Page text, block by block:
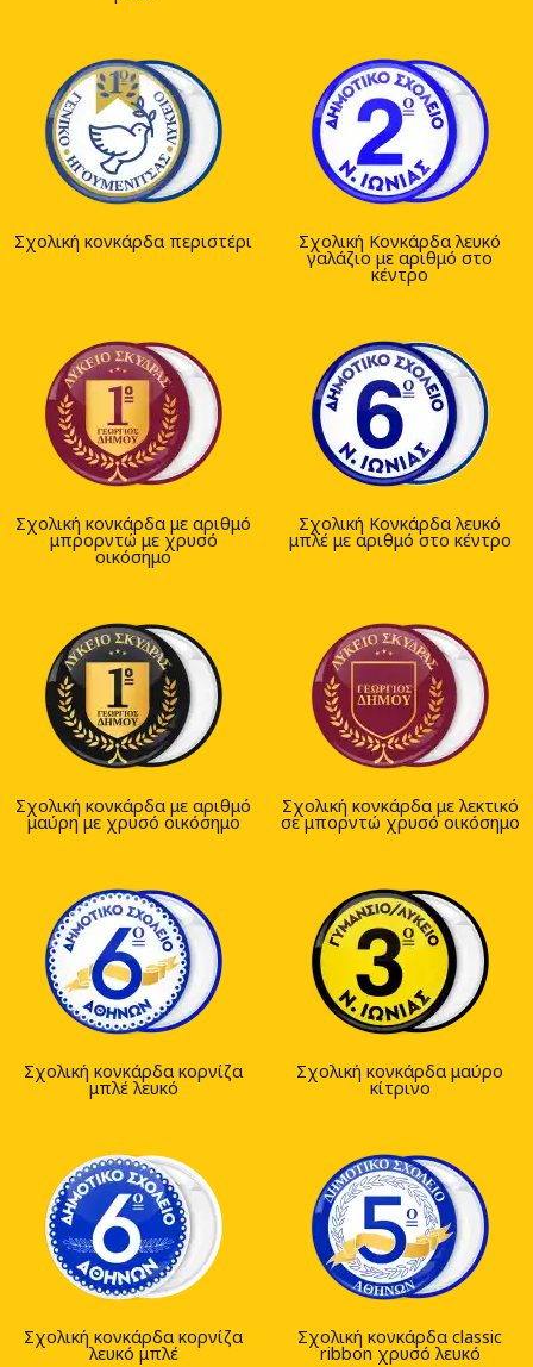
Σχολική κονκάρδα περιστέρι Σχολική Κονκάρδα λευκό
γαλάζιο με αριθμό στο
κέντρο
Σχολική κονκάρδα με αριθμό
μπρορντώ με χρυσό
οικόσημο
Σχολική Κονκάρδα λευκό
μπλέ με αριθμό στο κέντρο
Σχολική κονκάρδα με αριθμό
μαύρη με χρυσό οικόσημο
Σχολική κονκάρδα με λεκτικό
σε μπορντώ χρυσό οικόσημο
Σχολική κονκάρδα κορνίζα
μπλέ λευκό
Σχολική κονκάρδα μαύρο
κίτρινο
Σχολική κονκάρδα κορνίζα
λευκό μπλέ
Σχολική κονκάρδα classic
ribbon χρυσό λευκό